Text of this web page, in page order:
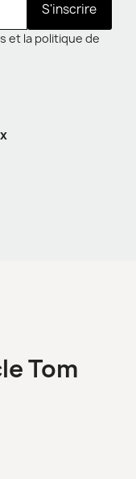
S'inscrire
et la politique de
Tom